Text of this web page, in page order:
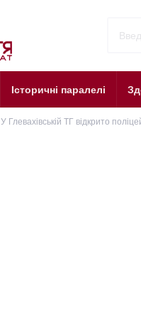
Історичні паралелі
У Глевахівській ТГ відкрито